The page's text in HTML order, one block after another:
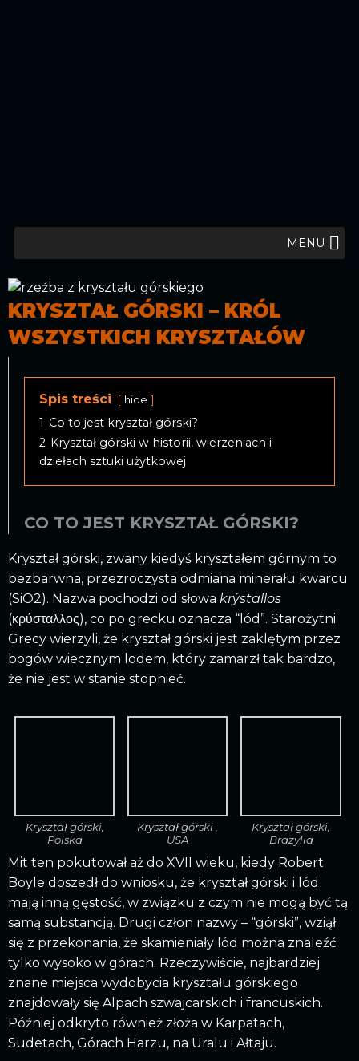
MENU
KRYSZTAŁ GÓRSKI – KRÓL
WSZYSTKICH KRYSZTAŁÓW
Spis treści hide
1 Co to jest kryształ górski?
2 Kryształ górski w historii, wierzeniach i
dziełach sztuki użytkowej
CO TO JEST KRYSZTAŁ GÓRSKI?
Kryształ górski, zwany kiedyś kryształem górnym to
bezbarwna, przezroczysta odmiana minerału kwarcu
(SiO2). Nazwa pochodzi od słowa krýstallos
(κρύσταλλος), co po grecku oznacza “lód”. Starożytni
Grecy wierzyli, że kryształ górski jest zaklętym przez
bogów wiecznym lodem, który zamarzł tak bardzo,
że nie jest w stanie stopnieć.
Kryształ górski,
Polska
Kryształ górski ,
USA
Kryształ górski,
Brazylia
Mit ten pokutował aż do XVII wieku, kiedy Robert
Boyle doszedł do wniosku, że kryształ górski i lód
mają inną gęstość, w związku z czym nie mogą być tą
samą substancją. Drugi człon nazwy – “górski”, wziął
się z przekonania, że skamieniały lód można znaleźć
tylko wysoko w górach. Rzeczywiście, najbardziej
znane miejsca wydobycia kryształu górskiego
znajdowały się Alpach szwajcarskich i francuskich.
Później odkryto również złoża w Karpatach,
Sudetach, Górach Harzu, na Uralu i Ałtaju.